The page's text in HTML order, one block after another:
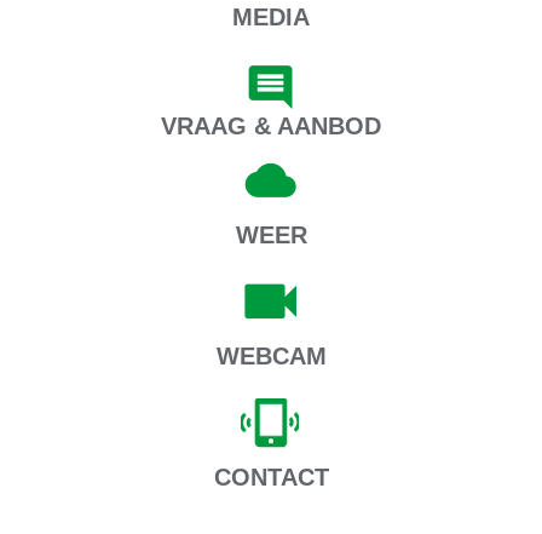
MEDIA
VRAAG & AANBOD
WEER
WEBCAM
CONTACT